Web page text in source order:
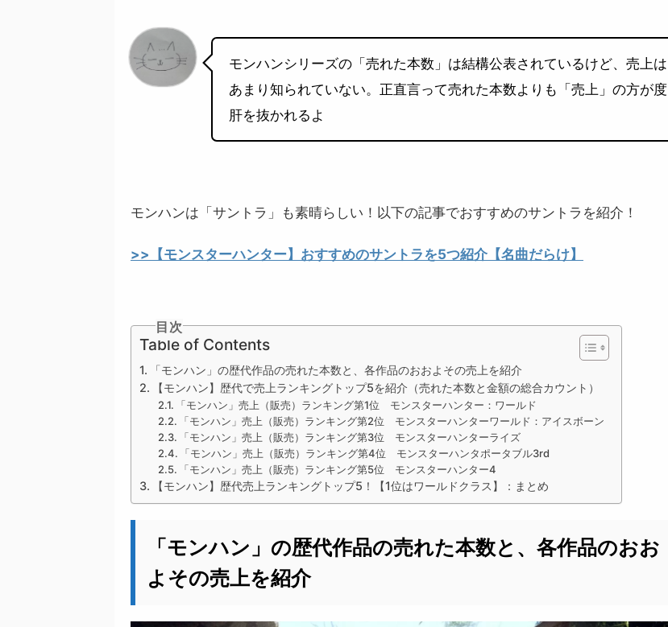
モンハンシリーズの「売れた本数」は結構公表されているけど、売上は
あまり知られていない。正直言って売れた本数よりも「売上」の方が度
肝を抜かれるよ
モンハンは「サントラ」も素晴らしい！以下の記事でおすすめのサントラを紹介！
>>【モンスターハンター】おすすめのサントラを5つ紹介【名曲だらけ】
目次
Table of Contents
「モンハン」の歴代作品の売れた本数と、各作品のおおよその売上を紹介
【モンハン】歴代で売上ランキングトップ5を紹介（売れた本数と金額の総合カウント）
「モンハン」売上（販売）ランキング第1位 モンスターハンター：ワールド
「モンハン」売上（販売）ランキング第2位 モンスターハンターワールド：アイスボーン
「モンハン」売上（販売）ランキング第3位 モンスターハンターライズ
「モンハン」売上（販売）ランキング第4位 モンスターハンタポータブル3rd
「モンハン」売上（販売）ランキング第5位 モンスターハンター4
【モンハン】歴代売上ランキングトップ5！【1位はワールドクラス】：まとめ
「モンハン」の歴代作品の売れた本数と、各作品のおお
よその売上を紹介